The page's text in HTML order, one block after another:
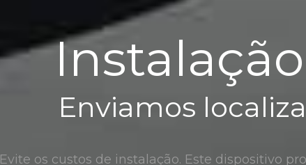
Enviamos
Evite os custos de instalação. Este dispositivo